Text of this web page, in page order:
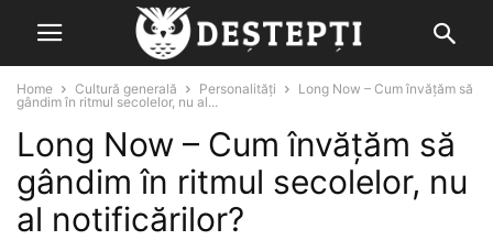
Home Cultură generală Personalități
Long Now – Cum învățăm să
gândim în ritmul secolelor, nu al...
Long Now – Cum învățăm să
gândim în ritmul secolelor, nu
al notificărilor?